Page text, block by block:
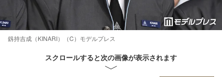
釼持吉成（KINARI）（C）モデルプレス
スクロールすると次の画像が表示されます